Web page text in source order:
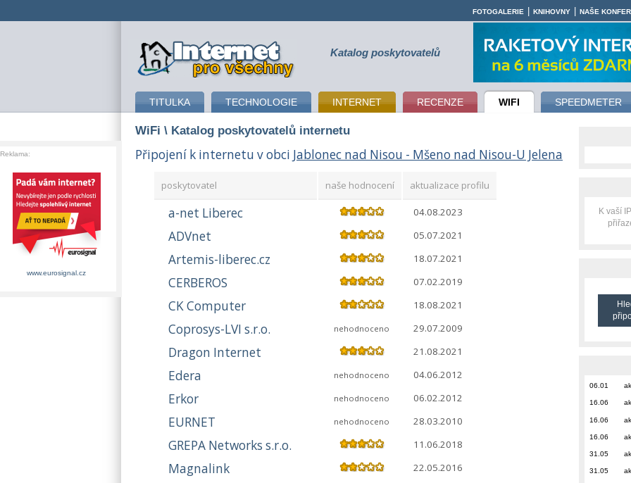
připojení k internetu Katalog poskytovatelů
TITULKA TECHNOLOGIE INTERNET RECENZE WIFI SPEEDMETER
FOTOGALERIE KNIHOVNY NAŠE
WiFi \ Katalog poskytovatelů internetu
Připojení k internetu v obci Jablonec nad Nisou - Mšeno nad Nisou-U Jelena
poskytovatel naše hodnocení aktualizace profilu
a-net Liberec 04.08.2023
ADVnet 05.07.2021
Artemis-liberec.cz 18.07.2021
CERBEROS 07.02.2019
CK Computer 18.08.2021
Coprosys-LVI s.r.o. nehodnoceno 29.07.2009
Dragon Internet 21.08.2021
Edera nehodnoceno 04.06.2012
Erkor nehodnoceno 06.02.2012
EURNET nehodnoceno 28.03.2010
GREPA Networks s.r.o. 11.06.2018
Magnalink 22.05.2016
K vaší
06.01
16.06
16.06
16.06
31.05
31.05
Reklama:
www.eurosignal.cz